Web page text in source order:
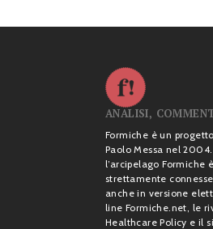
ANALISI,
Formiche è un
Paolo Messa nel
l’arcipelago Formiche
strettamente
anche in versione
line Formiche.net, le
Healthcare Policy e il